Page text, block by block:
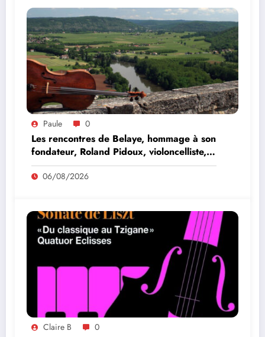
Paule 0
Les rencontres de Belaye, hommage à son
fondateur, Roland Pidoux, violoncelliste,
le vendredi 07 août 2026
06/08/2026
Claire B 0